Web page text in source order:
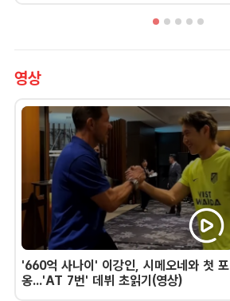
영상
'660억 사나이' 이강인, 시메오네와 첫 포
옹...'AT 7번' 데뷔 초읽기(영상)